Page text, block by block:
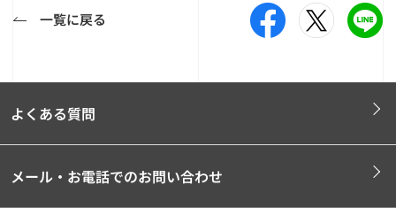
一覧に戻る
よくある質問
メール・お電話でのお問い合わせ